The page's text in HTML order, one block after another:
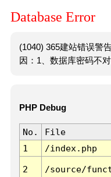
Database Error
(1040) 365建站错误警
因：1、数据库密码不
PHP Debug
No. File
1
/index.php
2 /source/